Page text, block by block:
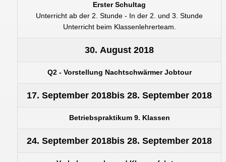
Erster Schultag
Unterricht ab der 2. Stunde - In der 2. und 3. Stunde
Unterricht beim Klassenlehrerteam.
30. August 2018
Q2 - Vorstellung Nachtschwärmer Jobtour
17. September 2018bis 28. September 2018
Betriebspraktikum 9. Klassen
24. September 2018bis 28. September 2018